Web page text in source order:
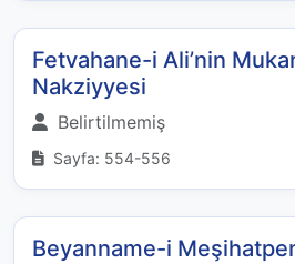
Fetvahane-i Ali’nin
Nakziyyesi
Belirtilmemiş
Sayfa: 554-556
Beyanname-i